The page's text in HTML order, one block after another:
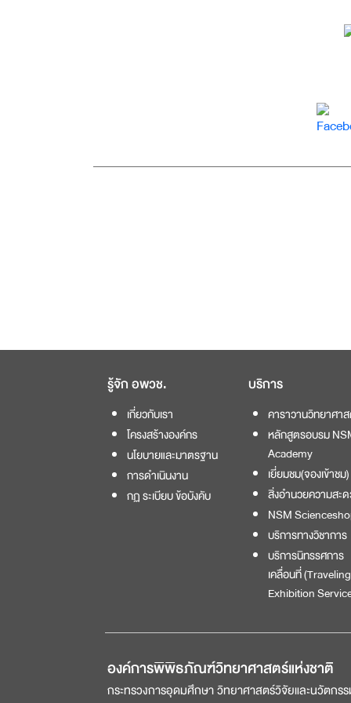
รู้จัก อพวช.
เกี่ยวกับเรา
โครงสร้างองค์กร
นโยบายและมาตรฐาน
การดำเนินงาน
กฏ ระเบียบ ข้อบังคับ
บริการ
คาราวานวิทยาศา
หลักสูตรอบรม
Academy
เยี่ยมชม(จองเข้าชม)
สิ่งอำนวยความสะ
NSM
บริการทางวิชาการ
บริการนิทรรศการ
เคลื่อนที่ (Traveling
Exhibition
องค์การพิพิธภัณฑ์วิทยาศาสตร์แห่งชาติ
กระทรวงการอุดมศึกษา วิทยาศาสตร์วิจัยและนวัตก